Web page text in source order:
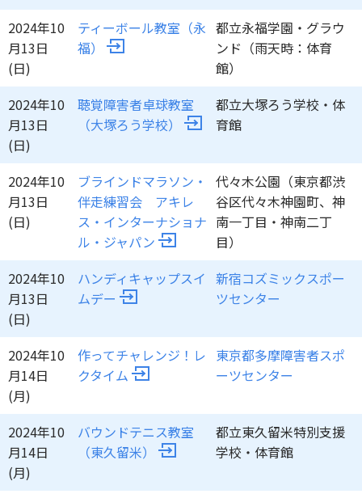
2024年10
月13日
(日)
ティーボール教室（永
福）
都立永福学園・グラウ
ンド（雨天時：体育
館）
2024年10
月13日
(日)
聴覚障害者卓球教室
（大塚ろう学校）
都立大塚ろう学校・体
育館
2024年10
月13日
(日)
ブラインドマラソン・
伴走練習会 アキレ
ス・インターナショナ
ル・ジャパン
代々木公園（東京都渋
谷区代々木神園町、神
南一丁目・神南二丁
目）
2024年10
月13日
(日)
ハンディキャップスイ
ムデー
新宿コズミックスポー
ツセンター
2024年10
月14日
(月)
作ってチャレンジ！レ
クタイム
東京都多摩障害者スポ
ーツセンター
2024年10
月14日
(月)
バウンドテニス教室
（東久留米）
都立東久留米特別支援
学校・体育館